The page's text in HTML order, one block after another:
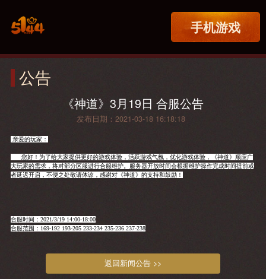
手机游戏
公告
《神道》3月19日 合服公告
发布日期：2021-03-18 16:18:18
亲爱的玩家：
您好！为了给大家提供更好的游戏体验，活跃游戏气氛，优化游戏体验，《神道》顺应广
大玩家的需求，将对部分区服进行合服维护。服务器开放时间会根据维护操作完成时间提前或
者延迟开启，不便之处敬请体谅，感谢对《神道》的支持和鼓励！
合服时间：2021/3/19 14:00-18:00
合服范围：169-192 193-205 233-234 235-236 237-238
返回新闻公告 >>